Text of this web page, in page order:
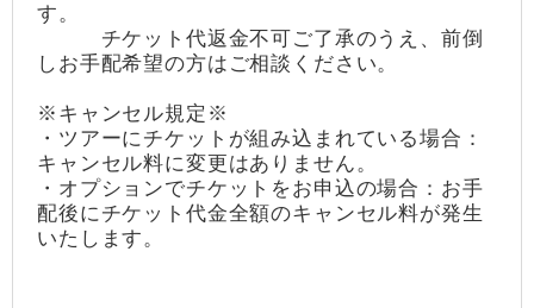
す。
チケット代返金不可ご了承のうえ、前倒
しお手配希望の方はご相談ください。
※キャンセル規定※
・ツアーにチケットが組み込まれている場合：
キャンセル料に変更はありません。
・オプションでチケットをお申込の場合：お手
配後にチケット代金全額のキャンセル料が発生
いたします。